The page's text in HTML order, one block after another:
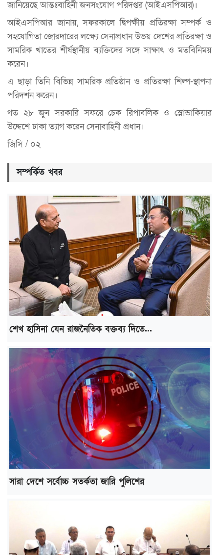
জানিয়েছে আন্তঃবাহিনী জনসংযোগ পরিদপ্তর (আইএসপিআর)।
আইএসপিআর জানায়, সফরকালে দ্বিপক্ষীয় প্রতিরক্ষা সম্পর্ক ও
সহযোগিতা জোরদারের লক্ষ্যে সেনাপ্রধান উভয় দেশের প্রতিরক্ষা ও
সামরিক খাতের শীর্ষস্থানীয় ব্যক্তিদের সঙ্গে সাক্ষাৎ ও মতবিনিময়
করেন।
এ ছাড়া তিনি বিভিন্ন সামরিক প্রতিষ্ঠান ও প্রতিরক্ষা শিল্প-স্থাপনা
পরিদর্শন করেন।
গত ২৮ জুন সরকারি সফরে চেক রিপাবলিক ও স্লোভাকিয়ার
উদ্দেশে ঢাকা ত্যাগ করেন সেনাবাহিনী প্রধান।
জিসি / ০২
সম্পর্কিত খবর
শেখ হাসিনা যেন রাজনৈতিক বক্তব্য দিতে...
সারা দেশে সর্বোচ্চ সতর্কতা জারি পুলিশের